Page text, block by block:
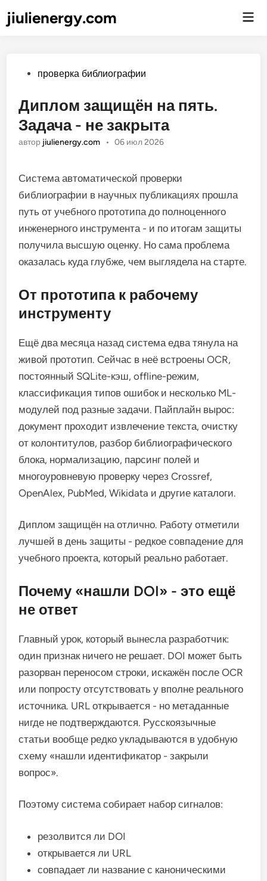
jiulienergy.com
Опубликовано
проверка библиографии
Диплом защищён на пять.
Задача - не закрыта
автор jiulienergy.com • 06 июл 2026
Система автоматической проверки
библиографии в научных публикациях прошла
путь от учебного прототипа до полноценного
инженерного инструмента - и по итогам защиты
получила высшую оценку. Но сама проблема
оказалась куда глубже, чем выглядела на старте.
От прототипа к рабочему
инструменту
Ещё два месяца назад система едва тянула на
живой прототип. Сейчас в неё встроены OCR,
постоянный SQLite-кэш, offline-режим,
классификация типов ошибок и несколько ML-
модулей под разные задачи. Пайплайн вырос:
документ проходит извлечение текста, очистку
от колонтитулов, разбор библиографического
блока, нормализацию, парсинг полей и
многоуровневую проверку через Crossref,
OpenAlex, PubMed, Wikidata и другие каталоги.
Диплом защищён на отлично. Работу отметили
лучшей в день защиты - редкое совпадение для
учебного проекта, который реально работает.
Почему «нашли DOI» - это ещё
не ответ
Главный урок, который вынесла разработчик:
один признак ничего не решает. DOI может быть
разорван переносом строки, искажён после OCR
или попросту отсутствовать у вполне реального
источника. URL открывается - но метаданные
нигде не подтверждаются. Русскоязычные
статьи вообще редко укладываются в удобную
схему «нашли идентификатор - закрыли
вопрос».
Поэтому система собирает набор сигналов:
резолвится ли DOI
открывается ли URL
совпадает ли название с каноническими